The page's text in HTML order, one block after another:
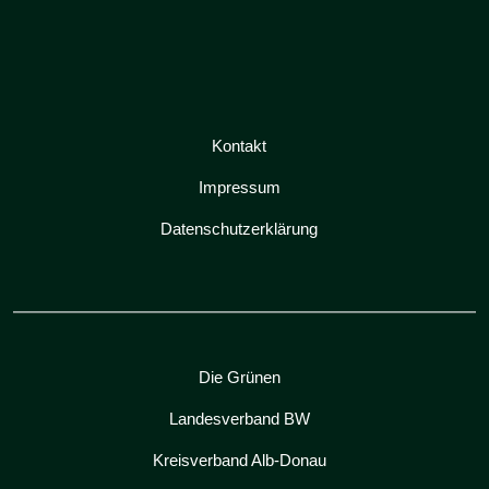
Kontakt
Impressum
Datenschutzerklärung
Die Grünen
Landesverband BW
Kreisverband Alb-Donau